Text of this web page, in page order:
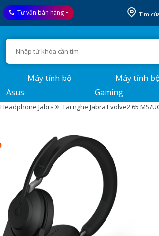
Tư vấn bán hàng Tìm
Máy tính bộ
Asus
Máy tính
Gaming
Headphone Jabra Tai nghe Jabra Evolve2 65 MS/